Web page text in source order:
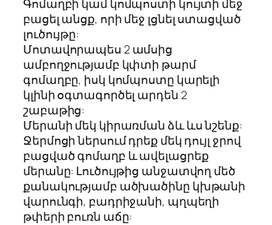
Գոմաղբի կամ կոմպոստի կույտի մեջ
բացել անցք, որի մեջ լցնել ստացված
լուծույթը:
Մոտավորապես 2 ամսից
ամբողջությամբ կփտի թարմ
գոմաղբը, իսկ կոմպոստը կարելի
կլինի օգտագործել արդեն 2
շաբաթից:
Մերանի մեկ կիրառման ձև ևս նշենք:
Ջերմոցի ներսում դրեք մեկ դույլ ջրով
բացված գոմաղբ և ավելացրեք
մերանը: Լուծույթից անջատվող մեծ
քանակությամբ ածխածինը կխթանի
վարունգի, բադրիջանի, պղպեղի
թփերի բուռն աճը: